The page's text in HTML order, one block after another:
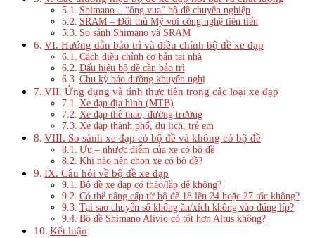
Shimano – “ông vua” bộ đề chuyên nghiệp
SRAM – Đối thủ Mỹ với công nghệ tiên tiến
So sánh Shimano và SRAM
VI. Hướng dẫn bảo trì và điều chỉnh bộ đề xe đạp
Cách điều chỉnh cơ bản tại nhà
Dấu hiệu bộ đề cần bảo trì
Chu kỳ bảo dưỡng khuyến nghị
VII. Ứng dụng và tính thực tiễn trong các loại xe đạp
Xe đạp địa hình (MTB)
Xe đạp thể thao, đường trường
Xe đạp thành phố, du lịch, trẻ em
VIII. So sánh xe đạp có bộ đề và không có bộ đề
Ưu – nhược điểm của xe có bộ đề
Khi nào nên chọn xe có bộ đề?
IX. Câu hỏi về bộ đề xe đạp
Bộ đề xe đạp có tháo/lắp dễ không?
Có thể nâng cấp từ bộ đề 18 lên 24 hoặc 27 tốc không?
Tại sao chuyển số không ăn/xích không vào đúng líp?
Bộ đề Shimano Alivio có tốt hơn Altus không?
Kết luận